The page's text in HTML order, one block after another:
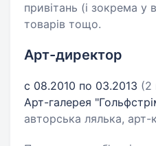
привітань (і зокрема у
товарів тощо.
Арт-директор
с 08.2010 по 03.2013 (2
Арт-галерея
авторська лялька, арт-